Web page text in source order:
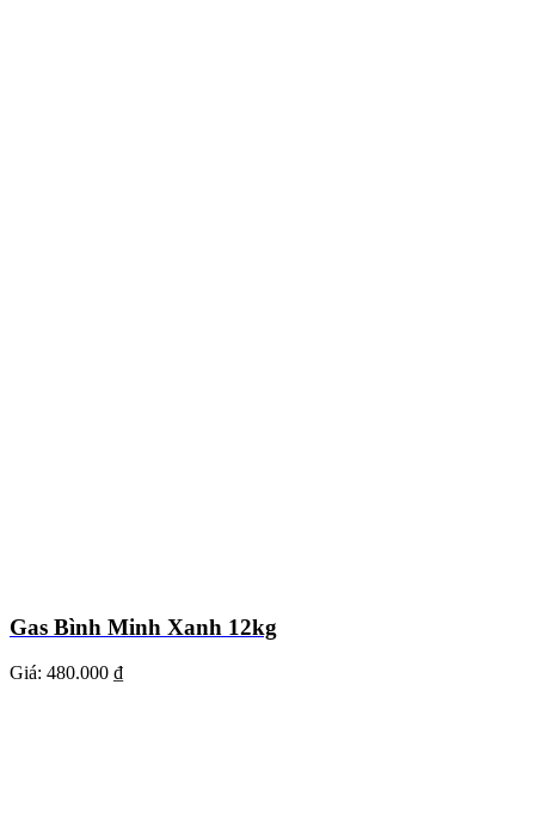
Gas Bình Minh Xanh 12kg
Giá: 480.000 ₫